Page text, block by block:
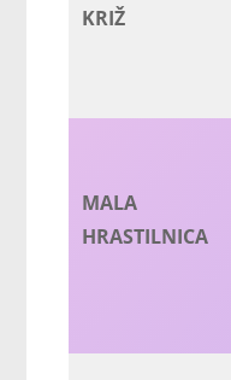
KRIŽ
MALA
HRASTILNICA